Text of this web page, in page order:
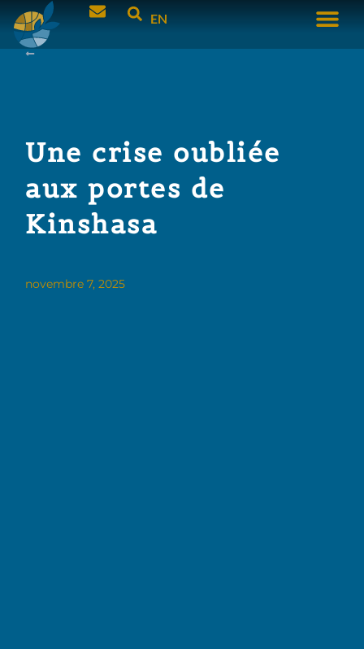
EN
Une crise oubliée
aux portes de
Kinshasa
novembre 7, 2025